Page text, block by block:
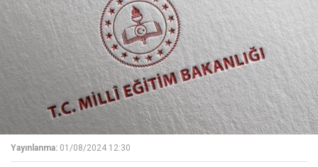
Yayınlanma: 01/08/2024 12:30